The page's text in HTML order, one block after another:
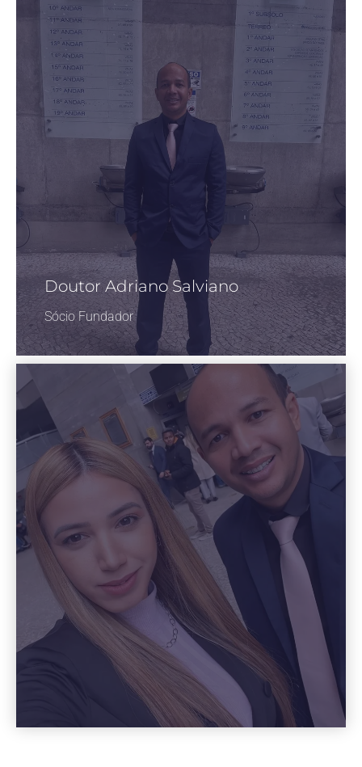
Doutor Adriano Salviano
Sócio Fundador